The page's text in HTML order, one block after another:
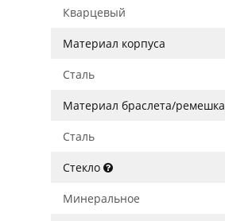
Кварцевый
Материал корпуса
Сталь
Материал браслета/ремешка
Сталь
Стекло
Минеральное